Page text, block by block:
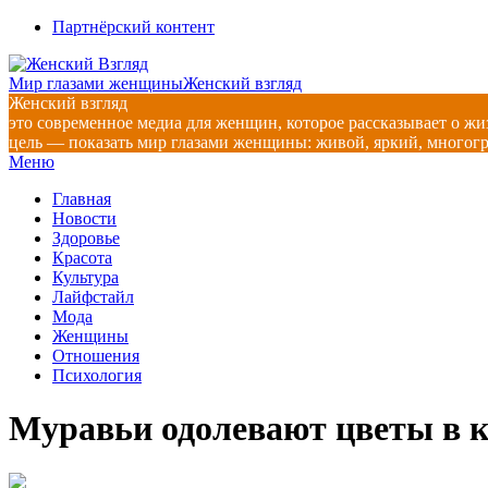
Перейти
содержимому
Партнёрский контент
Мир глазами женщиныЖенский взгляд
Женский взгляд
это современное медиа для женщин, которое рассказывает о
цель — показать мир глазами женщины: живой, яркий,
Главное
меню
Меню
Главная
Новости
Здоровье
Красота
Культура
Лайфстайл
Мода
Женщины
Отношения
Психология
Муравьи одолевают цветы в